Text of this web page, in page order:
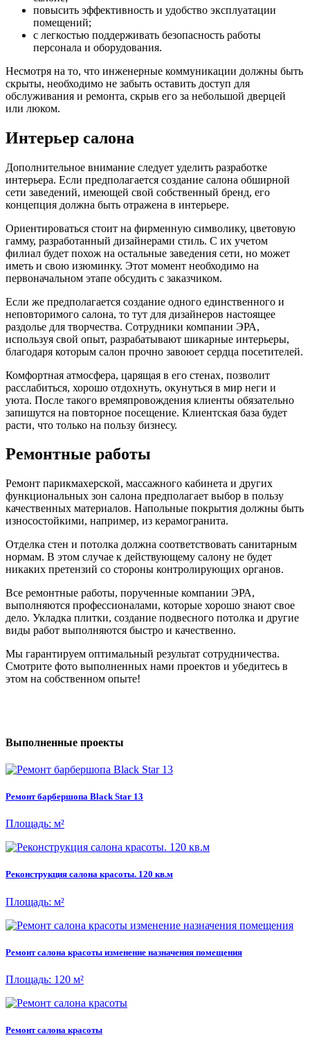
повысить эффективность и удобство эксплуатации
помещений;
с легкостью поддерживать безопасность работы
персонала и оборудования.
Несмотря на то, что инженерные коммуникации должны быть
скрыты, необходимо не забыть оставить доступ для
обслуживания и ремонта, скрыв его за небольшой дверцей
или люком.
Интерьер салона
Дополнительное внимание следует уделить разработке
интерьера. Если предполагается создание салона обширной
сети заведений, имеющей свой собственный бренд, его
концепция должна быть отражена в интерьере.
Ориентироваться стоит на фирменную символику, цветовую
гамму, разработанный дизайнерами стиль. С их учетом
филиал будет похож на остальные заведения сети, но может
иметь и свою изюминку. Этот момент необходимо на
первоначальном этапе обсудить с заказчиком.
Если же предполагается создание одного единственного и
неповторимого салона, то тут для дизайнеров настоящее
раздолье для творчества. Сотрудники компании ЭРА,
используя свой опыт, разрабатывают шикарные интерьеры,
благодаря которым салон прочно завоюет сердца посетителей.
Комфортная атмосфера, царящая в его стенах, позволит
расслабиться, хорошо отдохнуть, окунуться в мир неги и
уюта. После такого времяпровождения клиенты обязательно
запишутся на повторное посещение. Клиентская база будет
расти, что только на пользу бизнесу.
Ремонтные работы
Ремонт парикмахерской, массажного кабинета и других
функциональных зон салона предполагает выбор в пользу
качественных материалов. Напольные покрытия должны быть
износостойкими, например, из керамогранита.
Отделка стен и потолка должна соответствовать санитарным
нормам. В этом случае к действующему салону не будет
никаких претензий со стороны контролирующих органов.
Все ремонтные работы, порученные компании ЭРА,
выполняются профессионалами, которые хорошо знают свое
дело. Укладка плитки, создание подвесного потолка и другие
виды работ выполняются быстро и качественно.
Мы гарантируем оптимальный результат сотрудничества.
Смотрите фото выполненных нами проектов и убедитесь в
этом на собственном опыте!
Выполненные проекты
Ремонт барбершопа Black Star 13
Площадь: м²
Реконструкция салона красоты. 120 кв.м
Площадь: м²
Ремонт салона красоты изменение назначения помещения
Площадь: 120 м²
Ремонт салона красоты